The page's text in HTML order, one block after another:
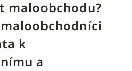
maloobchodu?
k
a